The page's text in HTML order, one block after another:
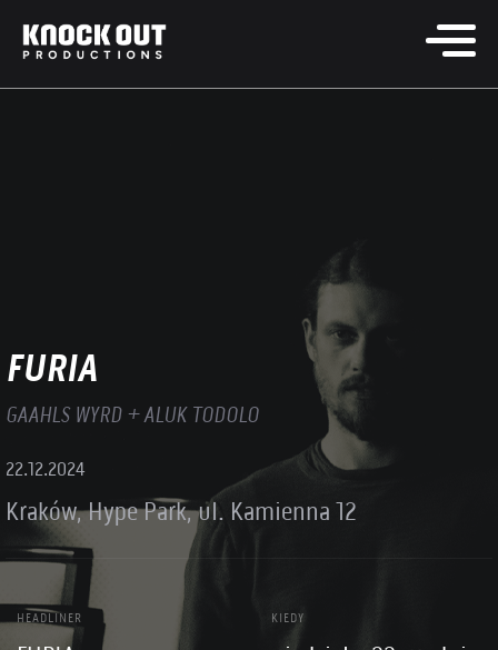
FURIA
GAAHLS WYRD + ALUK TODOLO
22.12.2024
Kraków, Hype Park, ul. Kamienna 12
HEADLINER KIEDY